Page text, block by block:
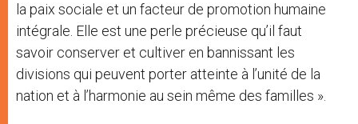
la paix sociale et un facteur de promotion humaine
intégrale. Elle est une perle précieuse qu’il faut
savoir conserver et cultiver en bannissant les
divisions qui peuvent porter atteinte à l’unité de la
nation et à l’harmonie au sein même des familles ».